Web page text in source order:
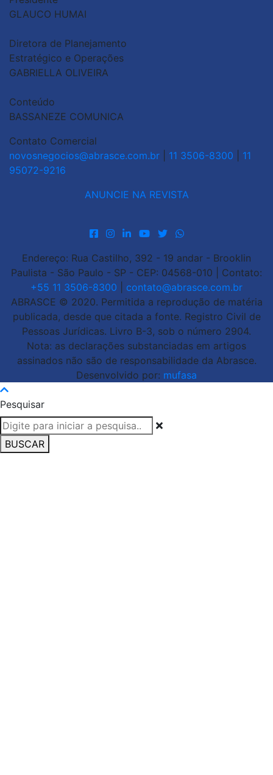
GLAUCO HUMAI
Diretora de Planejamento
Estratégico e Operações
GABRIELLA OLIVEIRA
Conteúdo
BASSANEZE COMUNICA
Contato Comercial
novosnegocios@abrasce.com.br
11 3506-8300
11
95072-9216
ANUNCIE NA REVISTA
Endereço: Rua Castilho, 392 - 19 andar - Brooklin
Paulista - São Paulo - SP - CEP: 04568-010 | Contato:
+55 11 3506-8300
contato@abrasce.com.br
ABRASCE © 2020. Permitida a reprodução de matéria
publicada, desde que citada a fonte. Registro Civil de
Pessoas Jurídicas. Livro B-3, sob o número 2904.
Nota: as declarações substanciadas em artigos
assinados não são de responsabilidade da Abrasce.
Desenvolvido por: mufasa
Pesquisar
BUSCAR